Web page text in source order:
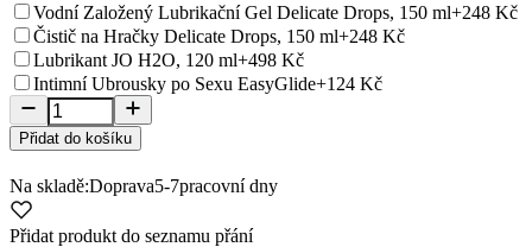
Vodní Založený Lubrikační Gel Delicate Drops, 150 ml+248 Kč
Čistič na Hračky Delicate Drops, 150 ml+248 Kč
Lubrikant JO H2O, 120 ml+498 Kč
Intimní Ubrousky po Sexu EasyGlide+124 Kč
Přidat do košíku
Na skladě:Doprava5-7pracovní dny
Přidat produkt do seznamu přání